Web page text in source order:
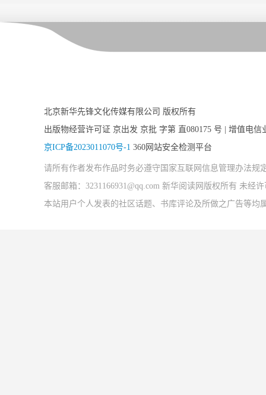
北京新华先锋文化传媒有限公司 版权所有
出版物经营许可证 京出发 京批 字第 直080175 号 | 增值电信
京ICP备2023011070号-1 360网站安全检测平台
请所有作者发布作品时务必遵守国家互联网信息管理办法
客服邮箱：3231166931@qq.com 新华阅读网版权所有 未经
本站用户个人发表的社区话题、书库评论及所做之广告等均